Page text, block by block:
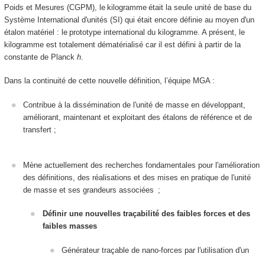
Poids et Mesures (CGPM), le kilogramme était la seule unité de base du
Système International d'unités (SI) qui était encore définie au moyen d'un
étalon matériel : le prototype international du kilogramme. A présent, le
kilogramme est totalement dématérialisé car il est défini à partir de la
constante de Planck h.
Dans la continuité de cette nouvelle définition, l’équipe MGA :
Contribue à la dissémination de l'unité de masse en développant,
améliorant, maintenant et exploitant des étalons de référence et de
transfert ;
Mène actuellement des recherches fondamentales pour l'amélioration
des définitions, des réalisations et des mises en pratique de l'unité
de masse et ses grandeurs associées ;
Définir une nouvelles traçabilité des faibles forces et des
faibles masses
Générateur traçable de nano-forces par l'utilisation d'un